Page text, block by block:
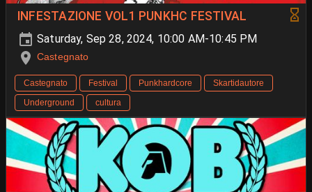
INFESTAZIONE VOL1 PUNKHC FESTIVAL
Saturday, Sep 28, 2024, 10:00 AM-10:45 PM
Castegnato
Castegnato Festival Punkhardcore
Skartidautore
Underground
cultura